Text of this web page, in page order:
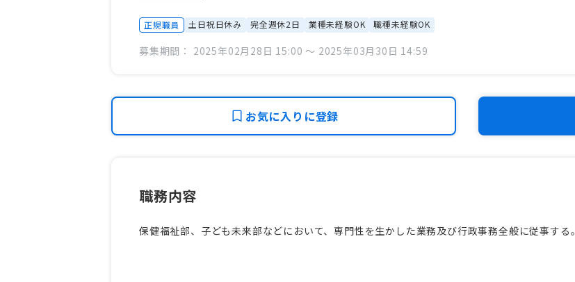
正規職員 土日祝日休み 完全週休2日 業種未経験OK 職種未経験OK
募集期間： 2025年02月28日 15:00 〜 2025年03月30日 14:59
お気に入りに登録
職務内容
保健福祉部、子ども未来部などにおいて、専門性を生かした業務及び行政事務全般に従事する。